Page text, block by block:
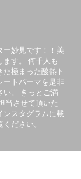
ー妙見です！！美
す。 何千人も
極まった酸熱ト
ートパーマを是非
い。 きっとご満
当させて頂いた
ンスタグラムに載
ださい。